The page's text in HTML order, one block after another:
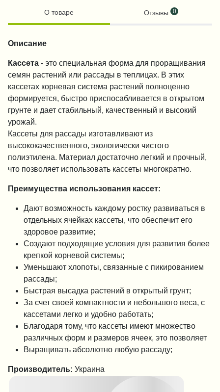
О товаре Отзывы 0
Описание
Кассета - это специальная форма для проращивания
семян растений или рассады в теплицах. В этих
кассетах корневая система растений полноценно
формируется, быстро приспосабливается в открытом
грунте и дает стабильный, качественный и высокий
урожай.
Кассеты для рассады изготавливают из
высококачественного, экологически чистого
полиэтилена. Материал достаточно легкий и прочный,
что позволяет использовать кассеты многократно.
Преимущества использования кассет:
Дают возможность каждому ростку развиваться в
отдельных ячейках кассеты, что обеспечит его
здоровое развитие;
Создают подходящие условия для развития более
крепкой корневой системы;
Уменьшают хлопоты, связанные с пикированием
рассады;
Быстрая высадка растений в открытый грунт;
За счет своей компактности и небольшого веса, с
кассетами легко и удобно работать;
Благодаря тому, что кассеты имеют множество
различных форм и размеров ячеек, это позволяет
Выращивать абсолютно любую рассаду;
Производитель: Украина